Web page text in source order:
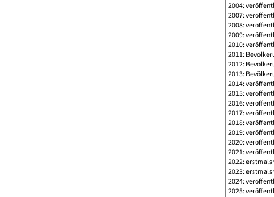
2004:
2007:
2008:
2009:
2010:
2011:
2012:
2013:
2014:
2015:
2016:
2017:
2018:
2019:
2020:
2021:
2022:
2023:
2024:
2025: